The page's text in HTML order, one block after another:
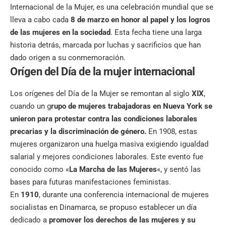
Internacional de la Mujer, es una celebración mundial que se
lleva a cabo cada 8 de marzo en honor al papel y los logros
de las mujeres en la sociedad. Esta fecha tiene una larga
historia detrás, marcada por luchas y sacrificios que han
dado origen a su conmemoración.
Orígen del Día de la mujer internacional
Los orígenes del Día de la Mujer se remontan al siglo XIX,
cuando un grupo de mujeres trabajadoras en Nueva York se
unieron para protestar contra las condiciones laborales
precarias y la discriminación de género. En 1908, estas
mujeres organizaron una huelga masiva exigiendo igualdad
salarial y mejores condiciones laborales. Este evento fue
conocido como «La Marcha de las Mujeres«, y sentó las
bases para futuras manifestaciones feministas.
En 1910, durante una conferencia internacional de mujeres
socialistas en Dinamarca, se propuso establecer un día
dedicado a promover los derechos de las mujeres y su